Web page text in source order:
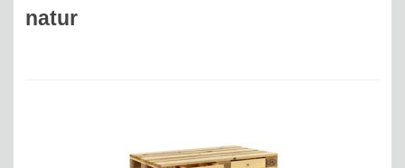
natur